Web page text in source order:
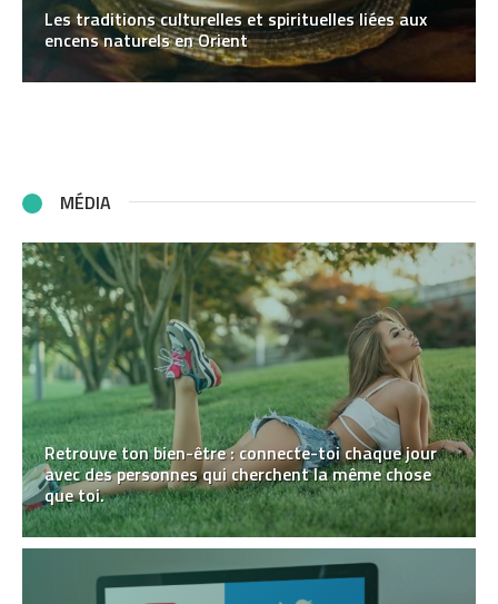
Les traditions culturelles et spirituelles liées aux
encens naturels en Orient
MÉDIA
Retrouve ton bien-être : connecte-toi chaque jour
avec des personnes qui cherchent la même chose
que toi.